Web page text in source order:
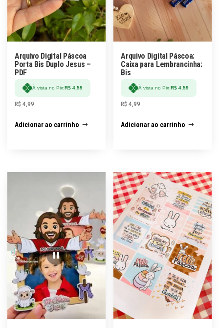
Arquivo Digital Páscoa
Porta Bis Duplo Jesus –
PDF
À vista no Pix:R$ 4,59
R$ 4,99
Adicionar ao carrinho
Arquivo Digital Páscoa:
Caixa para Lembrancinha:
Bis
À vista no Pix:R$ 4,59
R$ 4,99
Adicionar ao carrinho